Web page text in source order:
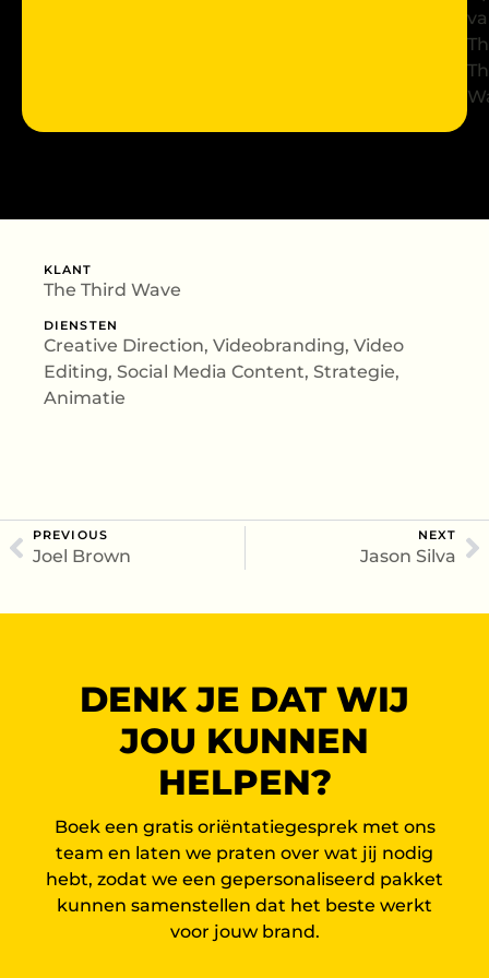
KLANT
The Third Wave
DIENSTEN
Creative Direction, Videobranding, Video
Editing, Social Media Content, Strategie,
Animatie
PREVIOUS
Joel Brown
NEXT
Jason Silva
DENK JE DAT WIJ
JOU KUNNEN
HELPEN?
Boek een gratis oriëntatiegesprek met ons
team en laten we praten over wat jij nodig
hebt, zodat we een gepersonaliseerd pakket
kunnen samenstellen dat het beste werkt
voor jouw brand.